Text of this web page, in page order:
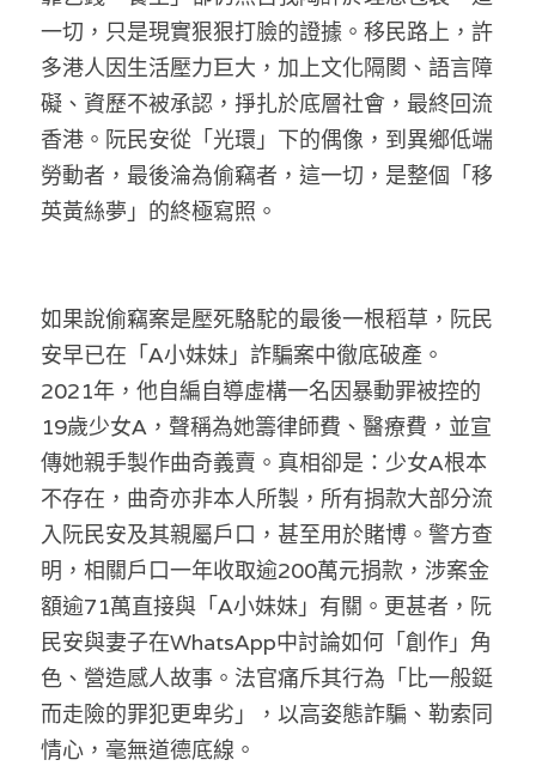
一切，只是現實狠狠打臉的證據。移民路上，許
多港人因生活壓力巨大，加上文化隔閡、語言障
礙、資歷不被承認，掙扎於底層社會，最終回流
香港。阮民安從「光環」下的偶像，到異鄉低端
勞動者，最後淪為偷竊者，這一切，是整個「移
英黃絲夢」的終極寫照。
如果說偷竊案是壓死駱駝的最後一根稻草，阮民
安早已在「A小妹妹」詐騙案中徹底破產。
2021年，他自編自導虛構一名因暴動罪被控的
19歲少女A，聲稱為她籌律師費、醫療費，並宣
傳她親手製作曲奇義賣。真相卻是：少女A根本
不存在，曲奇亦非本人所製，所有捐款大部分流
入阮民安及其親屬戶口，甚至用於賭博。警方查
明，相關戶口一年收取逾200萬元捐款，涉案金
額逾71萬直接與「A小妹妹」有關。更甚者，阮
民安與妻子在WhatsApp中討論如何「創作」角
色、營造感人故事。法官痛斥其行為「比一般鋌
而走險的罪犯更卑劣」，以高姿態詐騙、勒索同
情心，毫無道德底線。